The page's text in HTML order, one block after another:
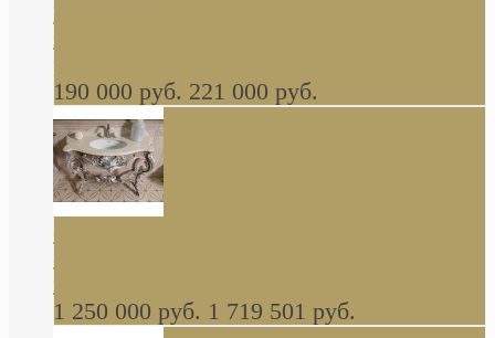
Decorated Bathroom раковина овальная
встраиваемая для ванной с рисунком синяя
роза В НАЛИЧИИ
190 000 руб. 221 000 руб.
стиле барокко, из массива дерева, светло
коричневый матовый окрас + серебро
1 250 000 руб. 1 719 501 руб.